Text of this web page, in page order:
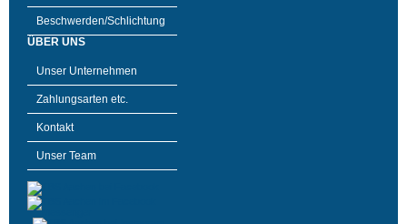
Beschwerden/Schlichtung
ÜBER UNS
Unser Unternehmen
Zahlungsarten etc.
Kontakt
Unser Team